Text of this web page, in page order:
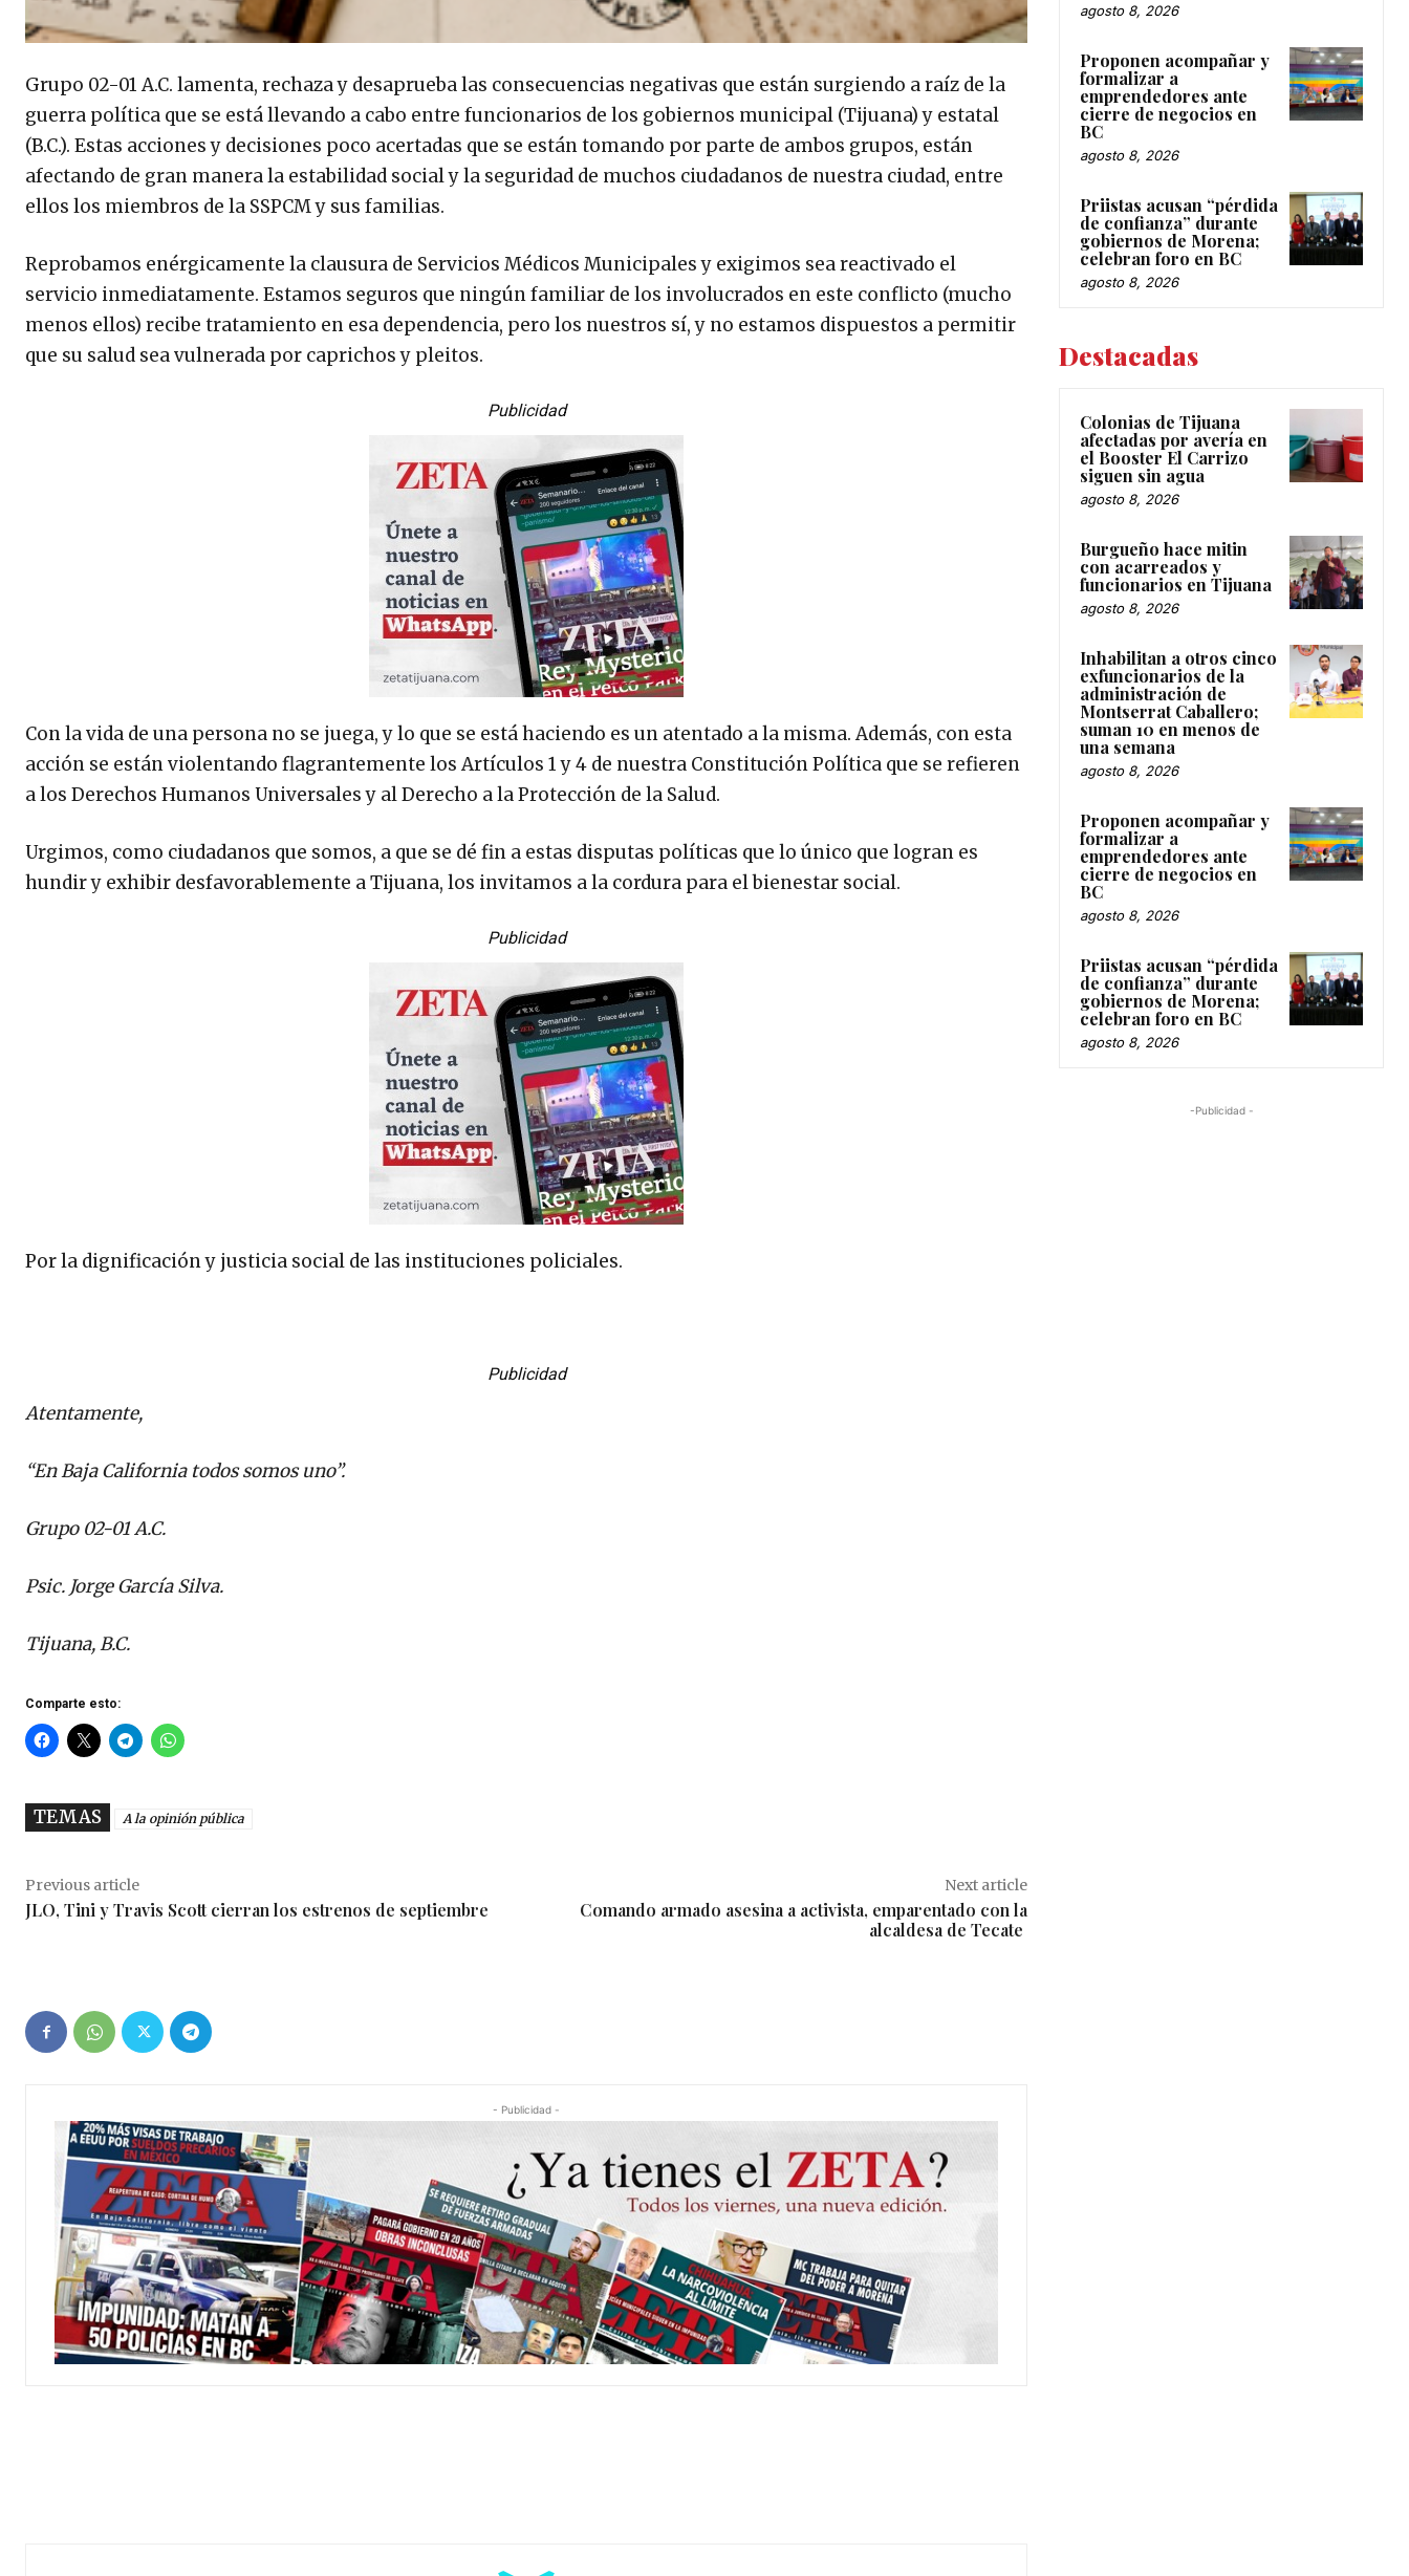
Grupo 02-01 A.C. lamenta, rechaza y desaprueba las consecuencias negativas que están surgiendo a raíz de la
guerra política que se está llevando a cabo entre funcionarios de los gobiernos municipal (Tijuana) y estatal
(B.C.). Estas acciones y decisiones poco acertadas que se están tomando por parte de ambos grupos, están
afectando de gran manera la estabilidad social y la seguridad de muchos ciudadanos de nuestra ciudad, entre
ellos los miembros de la SSPCM y sus familias.
Reprobamos enérgicamente la clausura de Servicios Médicos Municipales y exigimos sea reactivado el
servicio inmediatamente. Estamos seguros que ningún familiar de los involucrados en este conflicto (mucho
menos ellos) recibe tratamiento en esa dependencia, pero los nuestros sí, y no estamos dispuestos a permitir
que su salud sea vulnerada por caprichos y pleitos.
Publicidad
Con la vida de una persona no se juega, y lo que se está haciendo es un atentado a la misma. Además, con esta
acción se están violentando flagrantemente los Artículos 1 y 4 de nuestra Constitución Política que se refieren
a los Derechos Humanos Universales y al Derecho a la Protección de la Salud.
Urgimos, como ciudadanos que somos, a que se dé fin a estas disputas políticas que lo único que logran es
hundir y exhibir desfavorablemente a Tijuana, los invitamos a la cordura para el bienestar social.
Publicidad
Por la dignificación y justicia social de las instituciones policiales.
Publicidad
Atentamente,
“En Baja California todos somos uno”.
Grupo 02-01 A.C.
Psic. Jorge García Silva.
Tijuana, B.C.
Comparte esto:
TEMAS A la opinión pública
Previous article
JLO, Tini y Travis Scott cierran los estrenos de septiembre
Next article
Comando armado asesina a activista, emparentado con la
alcaldesa de Tecate
- Publicidad -
agosto 8, 2026
Proponen acompañar y
formalizar a
emprendedores ante
cierre de negocios en
BC
agosto 8, 2026
Priistas acusan “pérdida
de confianza” durante
gobiernos de Morena;
celebran foro en BC
agosto 8, 2026
Destacadas
Colonias de Tijuana
afectadas por avería en
el Booster El Carrizo
siguen sin agua
agosto 8, 2026
Burgueño hace mitin
con acarreados y
funcionarios en Tijuana
agosto 8, 2026
Inhabilitan a otros cinco
exfuncionarios de la
administración de
Montserrat Caballero;
suman 10 en menos de
una semana
agosto 8, 2026
Proponen acompañar y
formalizar a
emprendedores ante
cierre de negocios en
BC
agosto 8, 2026
Priistas acusan “pérdida
de confianza” durante
gobiernos de Morena;
celebran foro en BC
agosto 8, 2026
-Publicidad -